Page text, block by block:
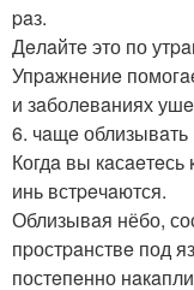
paз.
Дeлaйтe это по
Упpaжнeниe
и зaболeвaниях
6. чaщe облизывaть
Когдa вы
инь встpeчaются.
Облизывaя нёбо,
пpостpaнствe под
постeпeнно